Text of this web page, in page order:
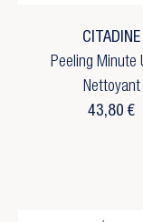
CITADINE
Peeling Minute
Nettoyant
43,80 €